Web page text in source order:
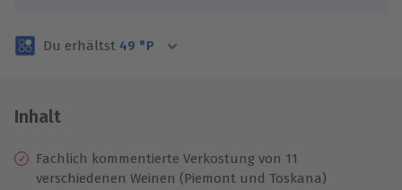
Du erhältst 49 °P
Inhalt
Fachlich kommentierte Verkostung von 11
verschiedenen Weinen (Piemont und Toskana)